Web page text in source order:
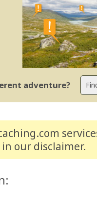
adventure?
in our disclaimer.